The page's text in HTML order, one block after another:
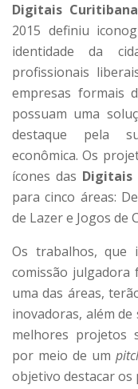
Digitais
2015 definiu
identidade da
profissionais
empresas formais
possuam uma
destaque pela
econômica. Os
ícones das Digitais
para cinco áreas:
de Lazer e Jogos de
Os trabalhos, que
comissão julgadora
uma das áreas,
inovadoras, além de
melhores projetos
por meio de um
objetivo destacar